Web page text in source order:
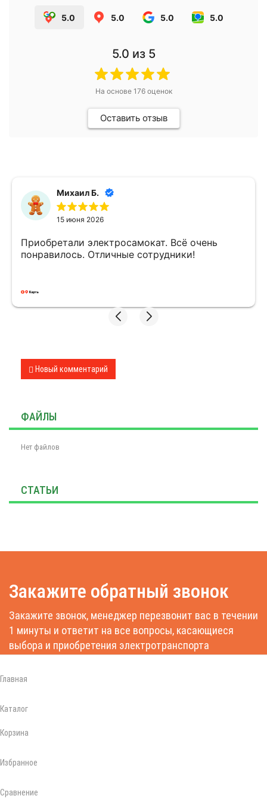
5.0 5.0 5.0 5.0
5.0 из 5
На основе 176оценок
Оставить отзыв
Михаил Б.
15 июня 2026
Приобретали электросамокат. Всё очень
понравилось. Отличные сотрудники!
Новый комментарий
ФАЙЛЫ
Нет файлов
СТАТЬИ
Закажите обратный звонок
Закажите звонок, менеджер перезвонит вас в течении
1 минуты и ответит на все вопросы, касающиеся
выбора и приобретения электротранспорта
Главная
Каталог
Корзина
Избранное
Сравнение